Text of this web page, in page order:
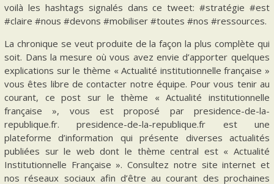
voilà les hashtags signalés dans ce tweet: #stratégie #est
#claire #nous #devons #mobiliser #toutes #nos #ressources.
La chronique se veut produite de la façon la plus complète qui
soit. Dans la mesure où vous avez envie d’apporter quelques
explications sur le thème « Actualité institutionnelle française »
vous êtes libre de contacter notre équipe. Pour vous tenir au
courant, ce post sur le thème « Actualité institutionnelle
française », vous est proposé par presidence-de-la-
republique.fr. presidence-de-la-republique.fr est une
plateforme d’information qui présente diverses actualités
publiées sur le web dont le thème central est « Actualité
Institutionnelle Française ». Consultez notre site internet et
nos réseaux sociaux afin d’être au courant des prochaines